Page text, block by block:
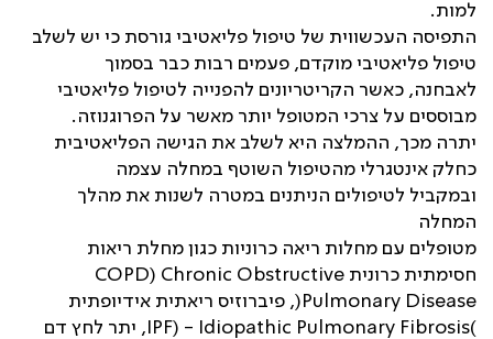
למות.
התפיסה העכשווית של טיפול פליאטיבי גורסת כי יש לשלב
טיפול פליאטיבי מוקדם, פעמים רבות כבר בסמוך
לאבחנה, כאשר הקריטריונים להפנייה לטיפול פליאטיבי
מבוססים על צרכי המטופל יותר מאשר על הפרוגנוזה.
יתרה מכך, ההמלצה היא לשלב את הגישה הפליאטיבית
כחלק אינטגרלי מהטיפול השוטף במחלה עצמה
ובמקביל לטיפולים הניתנים במטרה לשנות את מהלך
המחלה
‫מטופלים עם מחלות ריאה כרוניות כגון מחלת ריאות
חסימתית כרונית COPD) Chronic Obstructive
Pulmonary Disease(, פיברוזיס ריאתית אידיופתית
)Idiopathic Pulmonary Fibrosis - (IPF, יתר לחץ דם